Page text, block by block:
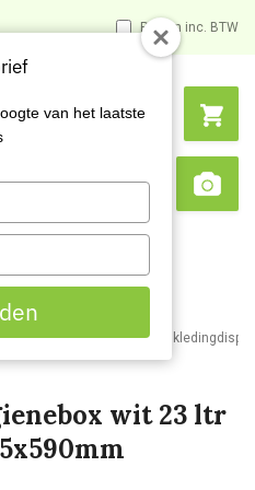
Prijzen inc. BTW
Search
kleding
wit 23 ltr
van het laatste